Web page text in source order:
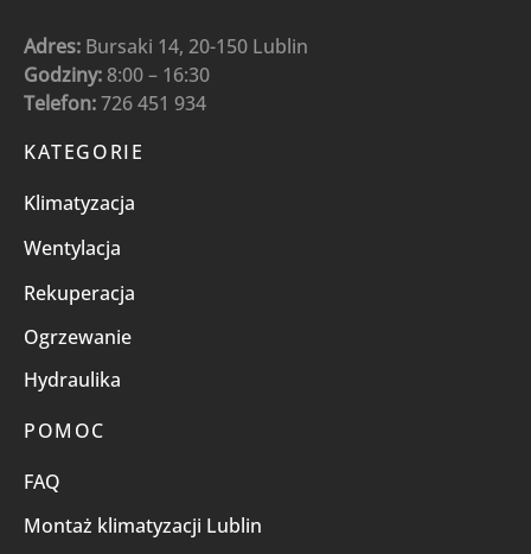
Adres: Bursaki 14, 20-150 Lublin
Godziny: 8:00 – 16:30
Telefon:726 451 934
KATEGORIE
Klimatyzacja
Wentylacja
Rekuperacja
Ogrzewanie
Hydraulika
POMOC
FAQ
Montaż klimatyzacji Lublin